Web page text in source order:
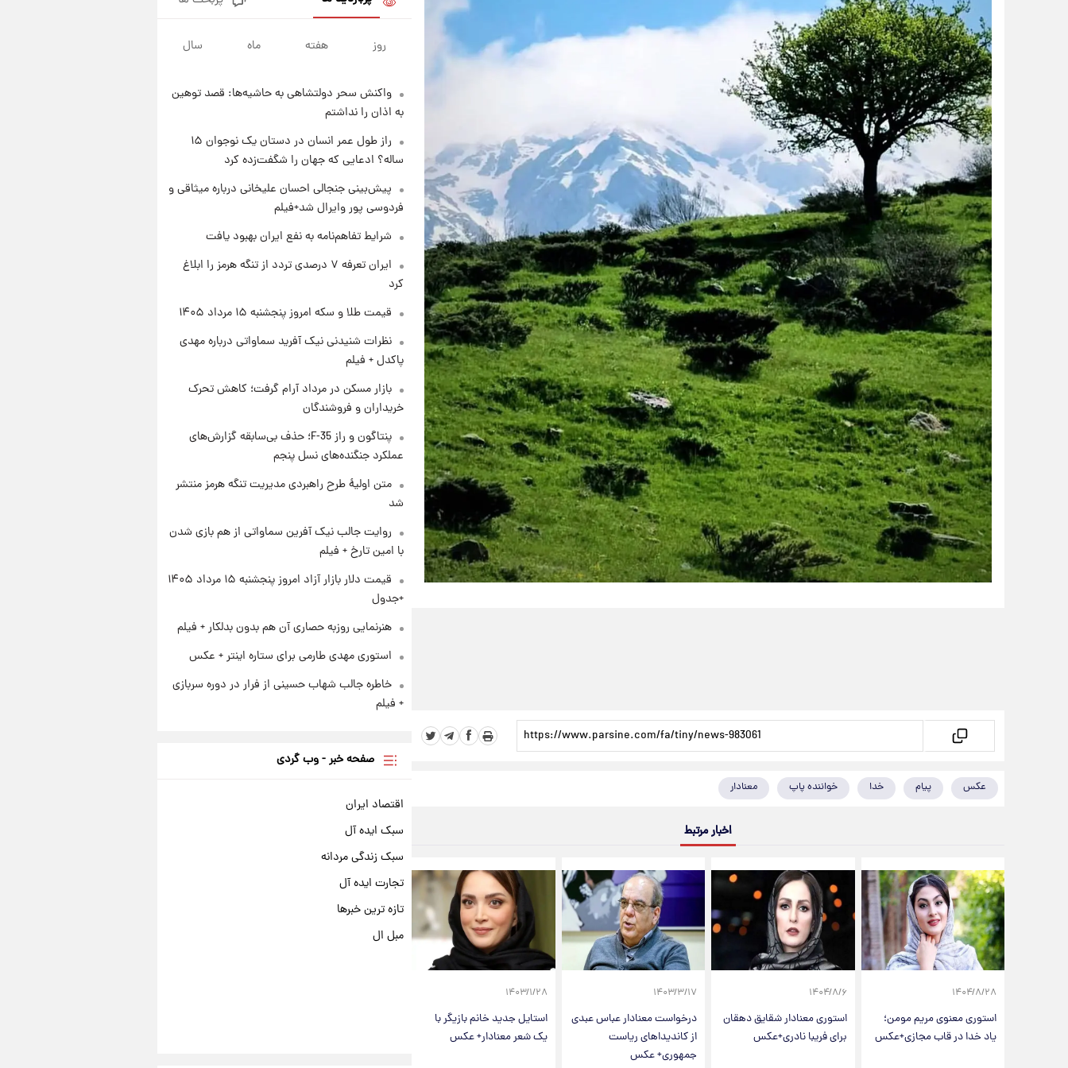
عکس پیام خدا خواننده پاپ معنادار
اخبار مرتبط
۱۴۰۴/۸/۲۸
استوری معنوی مریم مومن؛
یاد خدا در قاب مجازی+عکس
۱۴۰۴/۸/۶
استوری معنادار شقایق دهقان
برای فریبا نادری+عکس
۱۴۰۳/۳/۱۷
درخواست معنادار عباس عبدی
از کاندیداهای ریاست
جمهوری+ عکس
۱۴۰۳/۱/۲۸
استایل جدید خانم بازیگر با
یک شعر معنادار+ عکس
فال قهوه روزانه پنجشنبه ۱۵ مرداد
ماه ۱۴۰۵
۱ روز پیش
چهارشنبه ۱۴ مرداد + جدول
۱ روز پیش
تولید سایپا؛ نام خودرو، مبلغ پیش
پرداخت و زمان تحویل | سود
مشارکت چند درصد است؟
روز هفته ماه سال
واکنش سحر دولتشاهی به حاشیه‌ها: قصد توهین
به اذان را نداشتم
راز طول عمر انسان در دستان یک نوجوان ۱۵
ساله؟ ادعایی که جهان را شگفت‌زده کرد
پیش‌بینی جنجالی احسان علیخانی درباره میثاقی و
فردوسی پور وایرال شد+فیلم
شرایط تفاهم‌نامه به نفع ایران بهبود یافت
ایران تعرفه ۷ درصدی تردد از تنگه هرمز را ابلاغ
کرد
قیمت طلا و سکه امروز پنجشنبه ۱۵ مرداد ۱۴۰۵
نظرات شنیدنی نیک آفرید سماواتی درباره مهدی
پاکدل + فیلم
بازار مسکن در مرداد آرام گرفت؛ کاهش تحرک
خریداران و فروشندگان
پنتاگون و راز F-35؛ حذف بی‌سابقه گزارش‌های
عملکرد جنگنده‌های نسل پنجم
متن اولیۀ طرح راهبردی مدیریت تنگه هرمز منتشر
شد
روایت جالب نیک آفرین سماواتی از هم بازی شدن
با امین تارخ + فیلم
قیمت دلار بازار آزاد امروز پنجشنبه ۱۵ مرداد ۱۴۰۵
+جدول
هنرنمایی روزبه حصاری آن هم بدون بدلکار + فیلم
استوری مهدی طارمی برای ستاره اینتر + عکس
خاطره جالب شهاب حسینی از فرار در دوره سربازی
+ فیلم
صفحه خبر - وب گردی
اقتصاد ایران
سبک ایده آل
سبک زندگی مردانه
تجارت ایده آل
تازه ترین خبرها
مبل ال